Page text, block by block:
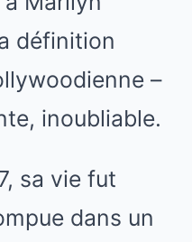
définition
–
inoubliable.
sa vie fut
dans un